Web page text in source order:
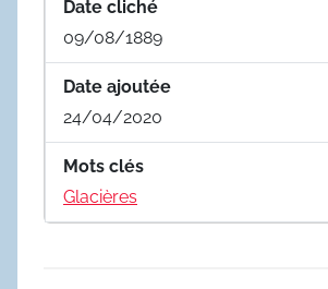
Date cliché
09/08/1889
Date ajoutée
24/04/2020
Mots clés
Glacières